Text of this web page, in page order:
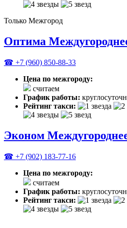
Только Межгород
Оптима
☎ +7 (960) 850-88-33
Цена по межгороду:
считаем
График работы:
Рейтинг такси:
Эконом
☎ +7 (902) 183-77-16
Цена по межгороду:
считаем
График работы:
Рейтинг такси: